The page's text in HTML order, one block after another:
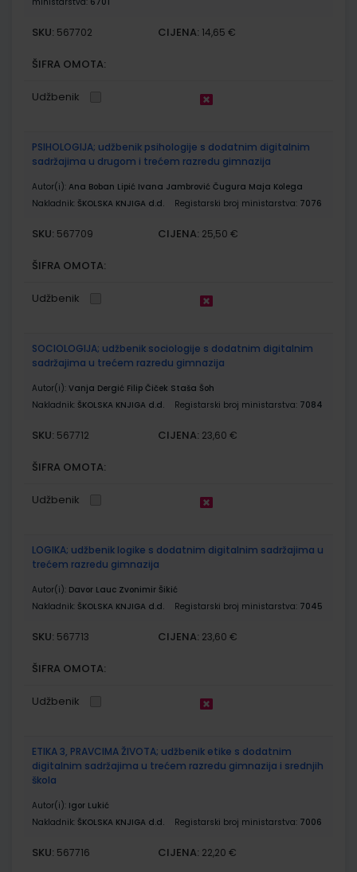
SKU: 567702 CIJENA: 14,65 €
ŠIFRA OMOTA:
Udžbenik
PSIHOLOGIJA; udžbenik psihologije s dodatnim digitalnim
sadržajima u drugom i trećem razredu gimnazija
Autor(i): Ana Boban Lipić Ivana Jambrović Čugura Maja Kolega
Nakladnik: ŠKOLSKA KNJIGA d.d. Registarski broj ministarstva: 7076
SKU: 567709 CIJENA: 25,50 €
ŠIFRA OMOTA:
Udžbenik
SOCIOLOGIJA; udžbenik sociologije s dodatnim digitalnim
sadržajima u trećem razredu gimnazija
Autor(i): Vanja Dergić Filip Čiček Staša Šoh
Nakladnik: ŠKOLSKA KNJIGA d.d. Registarski broj ministarstva: 7084
SKU: 567712 CIJENA: 23,60 €
ŠIFRA OMOTA:
Udžbenik
LOGIKA; udžbenik logike s dodatnim digitalnim sadržajima u
trećem razredu gimnazija
Autor(i): Davor Lauc Zvonimir Šikić
Nakladnik: ŠKOLSKA KNJIGA d.d. Registarski broj ministarstva: 7045
SKU: 567713 CIJENA: 23,60 €
ŠIFRA OMOTA:
Udžbenik
ETIKA 3, PRAVCIMA ŽIVOTA; udžbenik etike s dodatnim
digitalnim sadržajima u trećem razredu gimnazija i srednjih
škola
Autor(i): Igor Lukić
Nakladnik: ŠKOLSKA KNJIGA d.d. Registarski broj ministarstva: 7006
SKU: 567716 CIJENA: 22,20 €